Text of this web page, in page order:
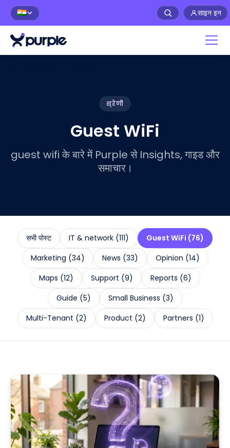
🇮🇳 साइन इन
श्रेणी
Guest WiFi
guest wifi के बारे में Purple से Insights, गाइड और
समाचार।
सभी पोस्ट IT & network (111) Guest WiFi (76)
Marketing (34) News (33) Opinion (14)
Maps (12) Support (9) Reports (6)
Guide (5) Small Business (3)
Multi-Tenant (2) Product (2) Partners (1)